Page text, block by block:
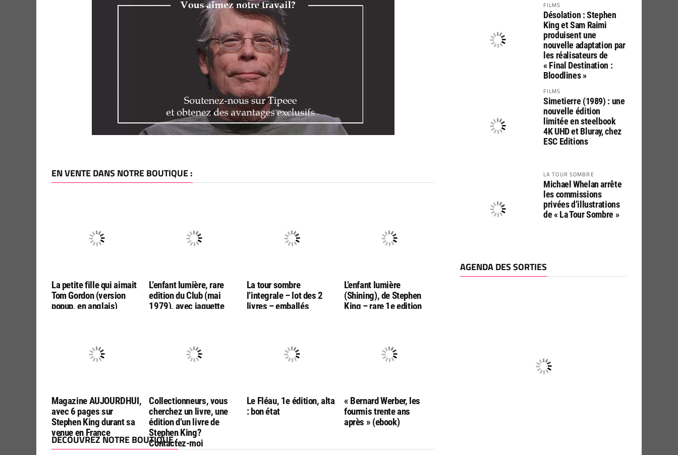
EN VENTE DANS NOTRE BOUTIQUE :
La petite fille qui aimait
Tom Gordon (version
popup, en anglais)
L’enfant lumière, rare
edition du Club (mai
1979), avec jaquette
La tour sombre
l’integrale – lot des 2
livres – emballés
L’enfant lumière
(Shining), de Stephen
King – rare 1e edition
Magazine AUJOURDHUI,
avec 6 pages sur
Stephen King durant sa
venue en France
Collectionneurs, vous
cherchez un livre, une
édition d’un livre de
Stephen King?
Contactez-moi
Le Fléau, 1e édition, alta
: bon état
« Bernard Werber, les
fourmis trente ans
après » (ebook)
DÉCOUVREZ NOTRE BOUTIQUE :
FILMS
Désolation : Stephen
King et Sam Raimi
produisent une
nouvelle adaptation par
les réalisateurs de
« Final Destination :
Bloodlines »
FILMS
Simetierre (1989) : une
nouvelle édition
limitée en steelbook
4K UHD et Bluray, chez
ESC Editions
LA TOUR SOMBRE
Michael Whelan arrête
les commissions
privées d’illustrations
de « La Tour Sombre »
AGENDA DES SORTIES